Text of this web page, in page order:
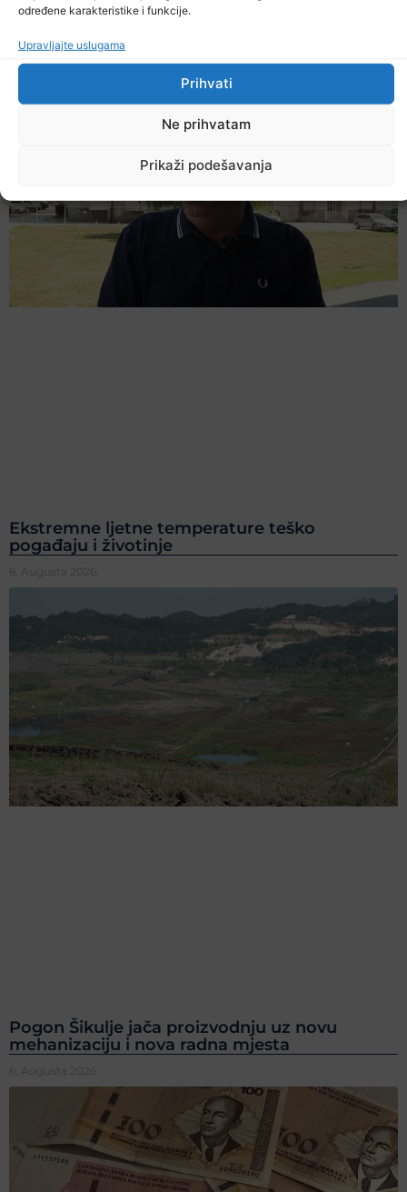
određene karakteristike i funkcije.
Upravljajte uslugama
Prihvati
Ne prihvatam
Prikaži podešavanja
Ostale novosti
Ekstremne ljetne temperature teško
pogađaju i životinje
6. Augusta 2026.
Pogon Šikulje jača proizvodnju uz novu
mehanizaciju i nova radna mjesta
6. Augusta 2026.